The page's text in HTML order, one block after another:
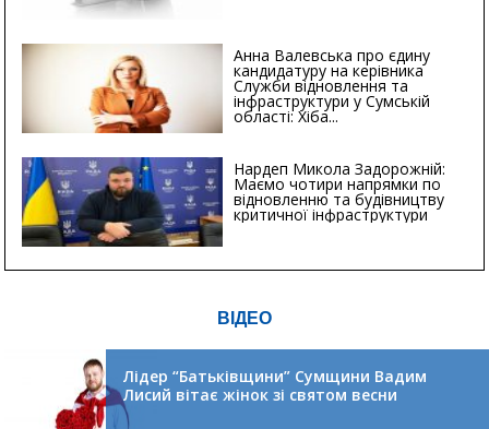
Анна Валевська про єдину
кандидатуру на керівника
Служби відновлення та
інфраструктури у Сумській
області: Хіба...
Нардеп Микола Задорожній:
Маємо чотири напрямки по
відновленню та будівництву
критичної інфраструктури
ВІДЕО
Лідер “Батьківщини” Сумщини Вадим
Лисий вітає жінок зі святом весни